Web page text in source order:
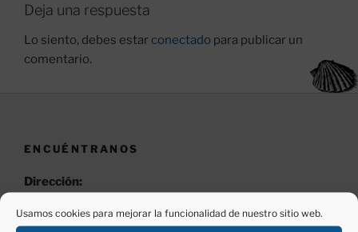
Usamos cookies para mejorar la funcionalidad de nuestro sitio web.
Deja una respuesta
Lo siento, debes estar conectado para publicar un
comentario.
ENCUÉNTRANOS
Dirección:
Av Independencia, nº 2, 5º izq.